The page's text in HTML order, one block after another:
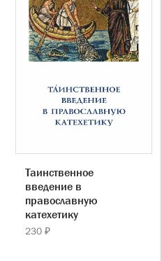
Таинственное
введение в
православную
катехетику
230 ₽